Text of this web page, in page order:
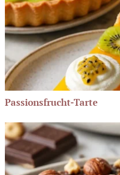
Passionsfrucht-Tarte